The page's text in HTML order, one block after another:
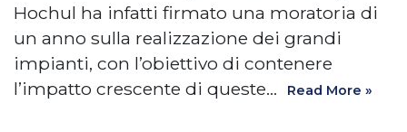
Hochul ha infatti firmato una moratoria di
un anno sulla realizzazione dei grandi
impianti, con l’obiettivo di contenere
l’impatto crescente di queste…
Read More »